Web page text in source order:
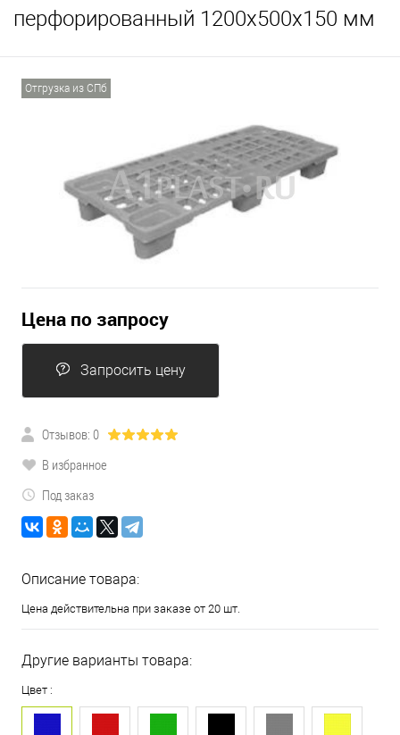
перфорированный 1200х500х150 мм
Отгрузка из СПб
Цена по запросу
Запросить цену
Отзывов: 0
В избранное
Под заказ
Описание товара:
Цена действительна при заказе от 20 шт.
Другие варианты товара:
Цвет :